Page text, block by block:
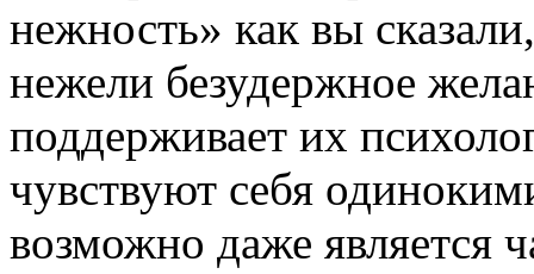
нежность» как вы
нежели безудержное
поддерживает их
чувствуют себя
возможно даже является